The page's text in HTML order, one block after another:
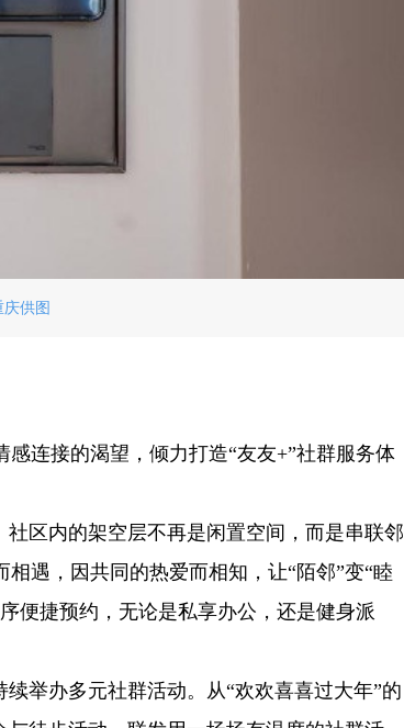
供图
连接的渴望，倾力打造“友友+”社群服务体
区内的架空层不再是闲置空间，而是串联邻
遇，因共同的热爱而相知，让“陌邻”变“睦
便捷预约，无论是私享办公，还是健身派
举办多元社群活动。从“欢欢喜喜过大年”的